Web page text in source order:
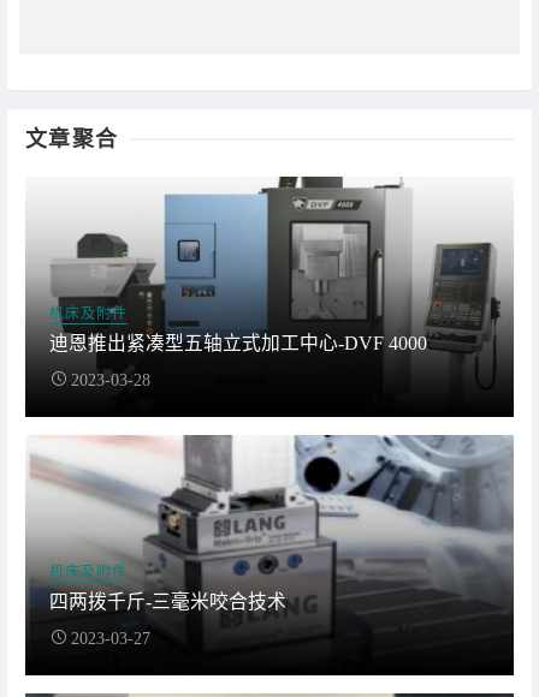
文章聚合
机床及附件
迪恩推出紧凑型五轴立式加工中心-DVF 4000
2023-03-28
机床及附件
四两拨千斤-三毫米咬合技术
2023-03-27